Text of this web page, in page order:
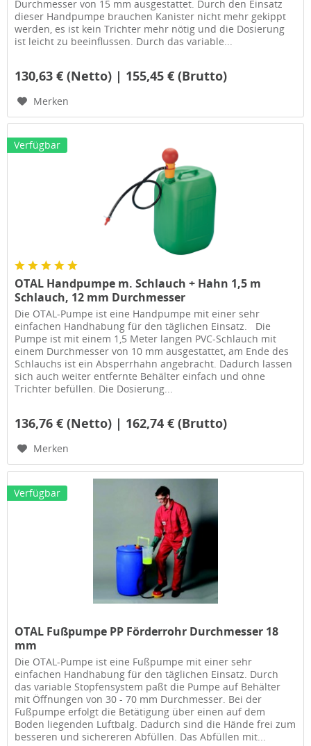
Durchmesser von 15 mm ausgestattet. Durch den Einsatz
dieser Handpumpe brauchen Kanister nicht mehr gekippt
werden, es ist kein Trichter mehr nötig und die Dosierung
ist leicht zu beeinflussen. Durch das variable...
130,63 € (Netto) | 155,45 € (Brutto)
Merken
Verfügbar
OTAL Handpumpe m. Schlauch + Hahn 1,5 m
Schlauch, 12 mm Durchmesser
Die OTAL-Pumpe ist eine Handpumpe mit einer sehr
einfachen Handhabung für den täglichen Einsatz. Die
Pumpe ist mit einem 1,5 Meter langen PVC-Schlauch mit
einem Durchmesser von 10 mm ausgestattet, am Ende des
Schlauchs ist ein Absperrhahn angebracht. Dadurch lassen
sich auch weiter entfernte Behälter einfach und ohne
Trichter befüllen. Die Dosierung...
136,76 € (Netto) | 162,74 € (Brutto)
Merken
Verfügbar
OTAL Fußpumpe PP Förderrohr Durchmesser 18
mm
Die OTAL-Pumpe ist eine Fußpumpe mit einer sehr
einfachen Handhabung für den täglichen Einsatz. Durch
das variable Stopfensystem paßt die Pumpe auf Behälter
mit Öffnungen von 30 - 70 mm Durchmesser. Bei der
Fußpumpe erfolgt die Betätigung über einen auf dem
Boden liegenden Luftbalg. Dadurch sind die Hände frei zum
besseren und sichereren Abfüllen. Das Abfüllen mit...